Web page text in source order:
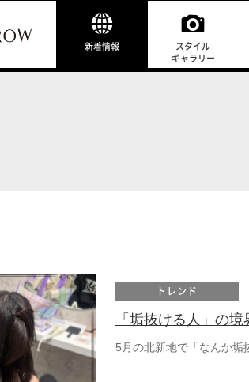
新着情報
スタイル
ギャラリー
トレンド
「垢抜ける人」の
5月の北新地で「なんか垢